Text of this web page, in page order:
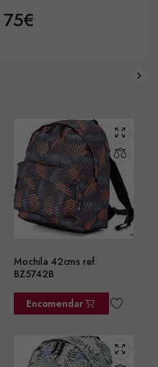
75€
Mochila 42cms ref.
BZ5742B
Encomendar